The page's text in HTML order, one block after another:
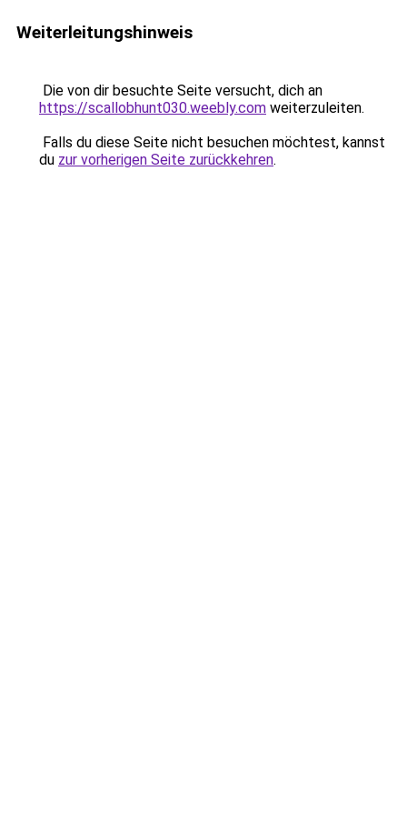
Weiterleitungshinweis
Die von dir besuchte Seite versucht, dich an
https://scallobhunt030.weebly.com weiterzuleiten.
Falls du diese Seite nicht besuchen möchtest, kannst
du zur vorherigen Seite zurückkehren.